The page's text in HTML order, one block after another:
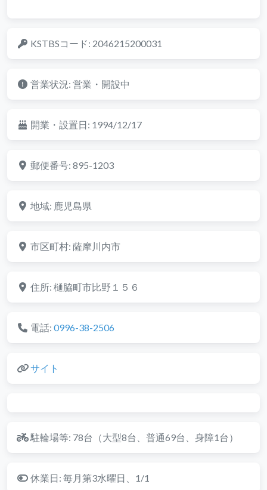
KSTBSコード: 2046215200031
営業状況: 営業・開設中
開業・設置日: 1994/12/17
郵便番号: 895-1203
地域: 鹿児島県
市区町村: 薩摩川内市
住所: 樋脇町市比野１５６
電話: 0996-38-2506
サイト
駐輪場等: 78台（大型8台、普通69台、身障1台）
休業日: 毎月第3水曜日、1/1